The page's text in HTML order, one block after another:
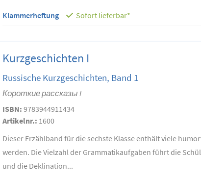
Klammerheftung Sofort lieferbar*
Kurzgeschichten I
Russische Kurzgeschichten, Band 1
Короткие рассказы I
ISBN: 9783944911434
Artikelnr.: 1600
Dieser Erzählband für die sechste Klasse enthält viele
werden. Die Vielzahl der Grammatikaufgaben führt die
und die Deklination...